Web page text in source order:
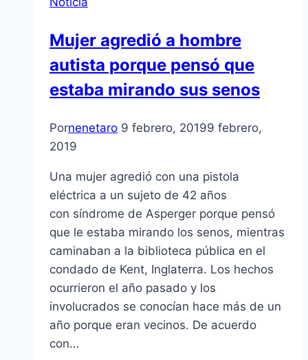
Mujer agredió a hombre
autista porque pensó que
estaba mirando sus senos
Pornenetaro 9 febrero, 20199 febrero,
2019
Una mujer agredió con una pistola
eléctrica a un sujeto de 42 años
con síndrome de Asperger porque pensó
que le estaba mirando los senos, mientras
caminaban a la biblioteca pública en el
condado de Kent, Inglaterra. Los hechos
ocurrieron el año pasado y los
involucrados se conocían hace más de un
año porque eran vecinos. De acuerdo
con…